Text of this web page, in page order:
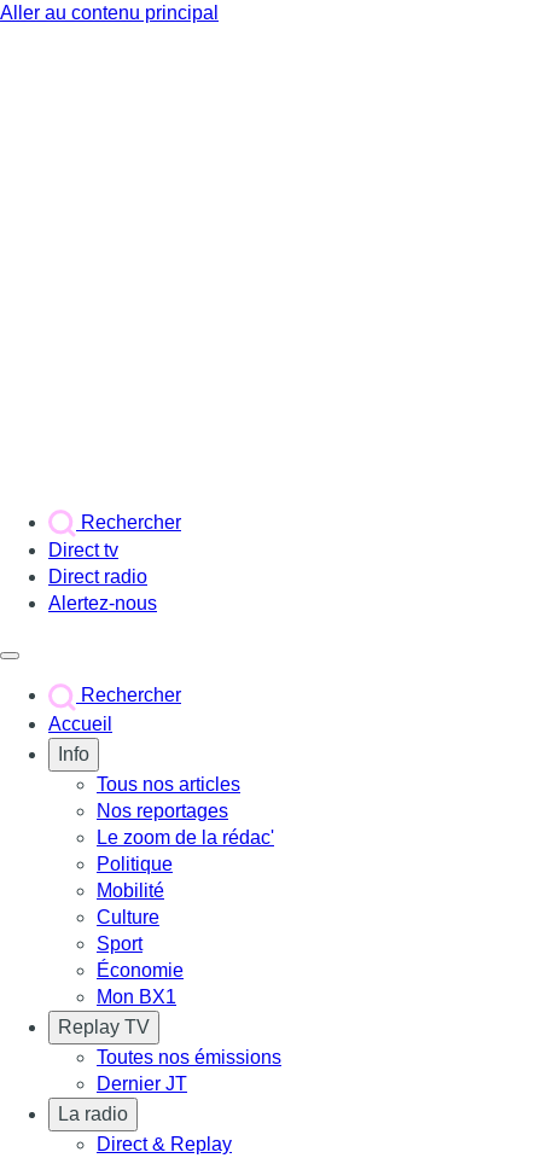
Aller au contenu principal
Rechercher
Direct tv
Direct radio
Alertez-nous
Rechercher
Accueil
Info
Tous nos articles
Nos reportages
Le zoom de la rédac'
Politique
Mobilité
Culture
Sport
Économie
Mon BX1
Replay TV
Toutes nos émissions
Dernier JT
La radio
Direct & Replay